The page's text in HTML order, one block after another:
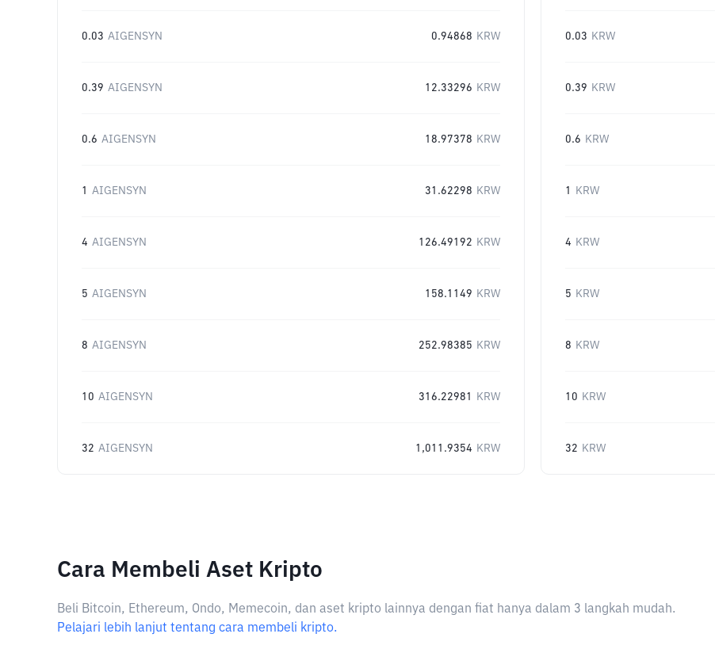
0.03 AIGENSYN 0.94868 KRW
0.39 AIGENSYN 12.33296 KRW
0.6 AIGENSYN 18.97378 KRW
1 AIGENSYN 31.62298 KRW
4 AIGENSYN 126.49192 KRW
5 AIGENSYN 158.1149 KRW
8 AIGENSYN 252.98385 KRW
10 AIGENSYN 316.22981 KRW
32 AIGENSYN 1,011.9354 KRW
0.03 KRW
0.39 KRW
0.6 KRW
1 KRW
4 KRW
5 KRW
8 KRW
10 KRW
32 KRW
Cara Membeli Aset Kripto
Beli Bitcoin, Ethereum, Ondo, Memecoin, dan aset kripto lainnya dengan fiat hanya dalam 3 langkah mudah.
Pelajari lebih lanjut tentang cara membeli kripto.